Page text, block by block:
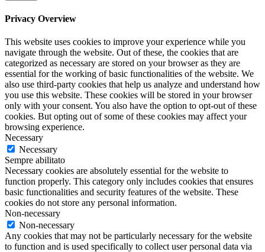
Privacy Overview
This website uses cookies to improve your experience while you
navigate through the website. Out of these, the cookies that are
categorized as necessary are stored on your browser as they are
essential for the working of basic functionalities of the website. We
also use third-party cookies that help us analyze and understand how
you use this website. These cookies will be stored in your browser
only with your consent. You also have the option to opt-out of these
cookies. But opting out of some of these cookies may affect your
browsing experience.
Necessary
Necessary
Sempre abilitato
Necessary cookies are absolutely essential for the website to
function properly. This category only includes cookies that ensures
basic functionalities and security features of the website. These
cookies do not store any personal information.
Non-necessary
Non-necessary
Any cookies that may not be particularly necessary for the website
to function and is used specifically to collect user personal data via